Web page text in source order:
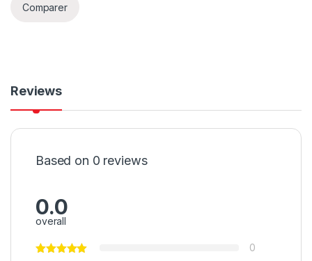
Comparer
Reviews
Based on 0 reviews
0.0
overall
0